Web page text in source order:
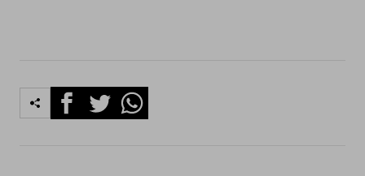
FacebookTwitterWhatsapp